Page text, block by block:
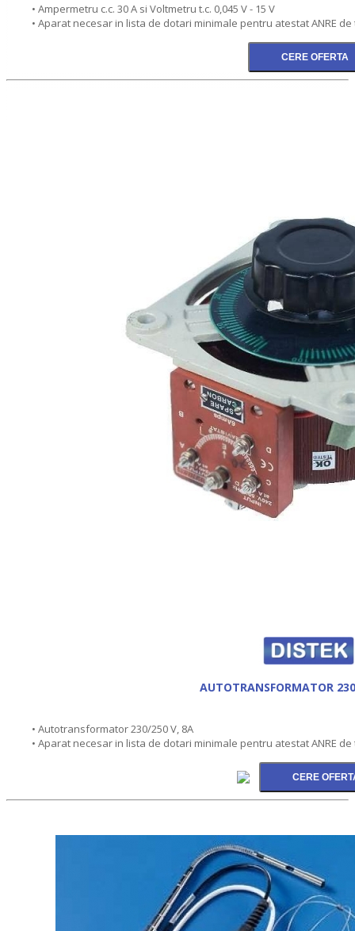
• Ampermetru c.c. 30 A si Voltmetru t.c. 0,045 V - 15 V
• Aparat necesar in lista de dotari minimale pentru atestat ANRE de
AUTOTRANSFORMATOR
• Autotransformator 230/250 V, 8A
• Aparat necesar in lista de dotari minimale pentru atestat ANRE de